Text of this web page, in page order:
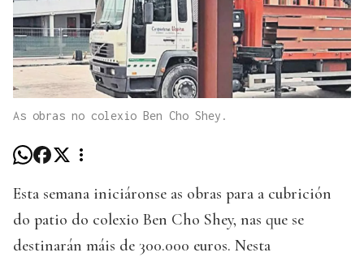
As obras no colexio Ben Cho Shey.
Esta semana iniciáronse as obras para a cubrición
do patio do colexio Ben Cho Shey, nas que se
destinarán máis de 300.000 euros. Nesta